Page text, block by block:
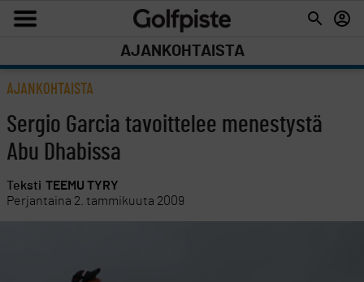
AJANKOHTAISTA
AJANKOHTAISTA
Sergio Garcia tavoittelee menestystä
Abu Dhabissa
Teksti TEEMU TYRY
Perjantaina 2. tammikuuta 2009